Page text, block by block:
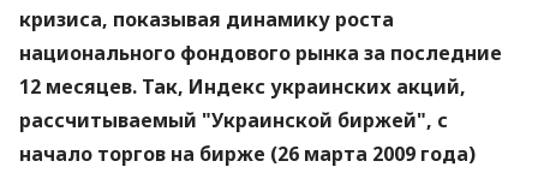
кризиса, показывая динамику роста
национального фондового рынка за последние
12 месяцев. Так, Индекс украинских акций,
рассчитываемый "Украинской биржей", с
начало торгов на бирже (26 марта 2009 года)